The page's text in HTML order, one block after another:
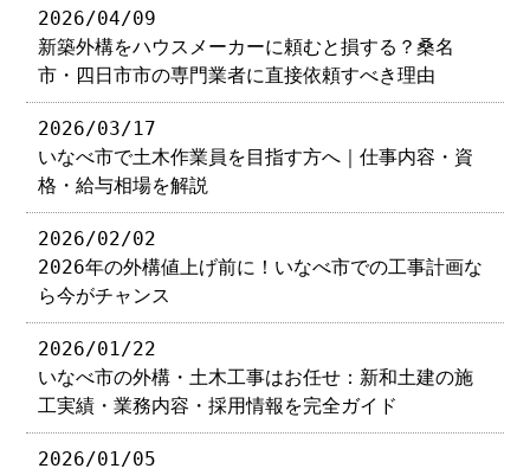
2026/04/09
新築外構をハウスメーカーに頼むと損する？桑名
市・四日市市の専門業者に直接依頼すべき理由
2026/03/17
いなべ市で土木作業員を目指す方へ｜仕事内容・資
格・給与相場を解説
2026/02/02
2026年の外構値上げ前に！いなべ市での工事計画な
ら今がチャンス
2026/01/22
いなべ市の外構・土木工事はお任せ：新和土建の施
工実績・業務内容・採用情報を完全ガイド
2026/01/05